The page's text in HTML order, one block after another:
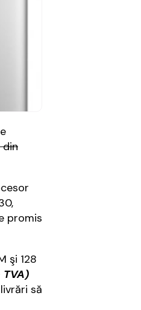
din
promis
şi 128
să